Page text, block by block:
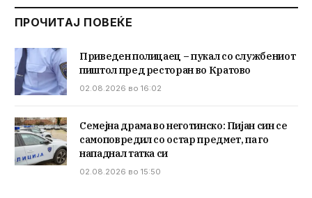
ПРОЧИТАЈ ПОВЕЌЕ
Приведен полицаец – пукал со службениот
пиштол пред ресторан во Кратово
02.08.2026 во 16:02
Семејна драма во неготинско: Пијан син се
самоповредил со остар предмет, па го
нападнал татка си
02.08.2026 во 15:50